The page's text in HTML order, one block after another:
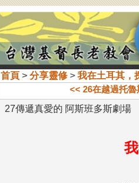
首頁> 分享靈修> 我在土耳其，
<< 26在越過托
27傳遞真愛的 阿斯班多斯劇場